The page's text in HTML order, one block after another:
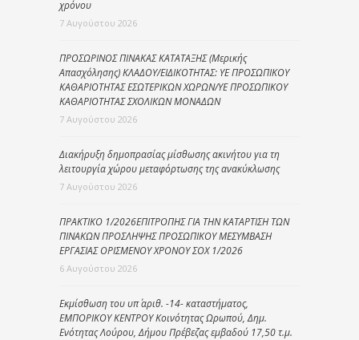
χρόνου
7 Αυγούστου 2026
ΠΡΟΣΩΡΙΝΟΣ ΠΙΝΑΚΑΣ ΚΑΤΑΤΑΞΗΣ (Μερικής
Απασχόλησης) ΚΛΑΔΟΥ/ΕΙΔΙΚΟΤΗΤΑΣ: ΥΕ ΠΡΟΣΩΠΙΚΟΥ
ΚΑΘΑΡΙΟΤΗΤΑΣ ΕΣΩΤΕΡΙΚΩΝ ΧΩΡΩΝ/ΥΕ ΠΡΟΣΩΠΙΚΟΥ
ΚΑΘΑΡΙΟΤΗΤΑΣ ΣΧΟΛΙΚΩΝ ΜΟΝΑΔΩΝ
7 Αυγούστου 2026
Διακήρυξη δημοπρασίας μίσθωσης ακινήτου για τη
λειτουργία χώρου μεταφόρτωσης της ανακύκλωσης
7 Αυγούστου 2026
ΠΡΑΚΤΙΚΟ 1/2026ΕΠΙΤΡΟΠΗΣ ΓΙΑ ΤΗΝ ΚΑΤΑΡΤΙΣΗ ΤΩΝ
ΠΙΝΑΚΩΝ ΠΡΟΣΛΗΨΗΣ ΠΡΟΣΩΠΙΚΟΥ ΜΕΣΥΜΒΑΣΗ
ΕΡΓΑΣΙΑΣ ΟΡΙΣΜΕΝΟΥ ΧΡΟΝΟΥ ΣΟΧ 1/2026
6 Αυγούστου 2026
Εκμίσθωση του υπ΄ αριθ. -14- καταστήματος,
ΕΜΠΟΡΙΚΟΥ ΚΕΝΤΡΟΥ Κοινότητας Ωρωπού, Δημ.
Ενότητας Λούρου, Δήμου Πρέβεζας εμβαδού 17,50 τ.μ.